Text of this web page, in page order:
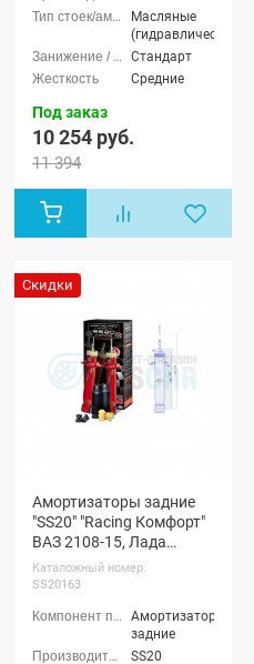
Масляные
(гидравлические)
Стандарт
Средние
Под заказ
10 254 руб.
11 394
Скидки
Амортизаторы задние
"SS20" "Racing Комфорт"
ВАЗ 2108-15, Лада
Калина 1-2, Приора,
Гранта (с занижением
Каталожный номер:
SS20163
Амортизаторы
задние
SS20